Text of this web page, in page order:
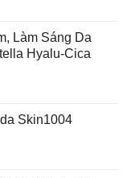
Làm Sáng Da
Hyalu-Cica
Skin1004